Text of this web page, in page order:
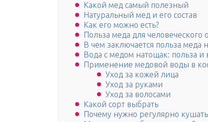
Какой мед самый полезный
Натуральный мед и его состав
Как его можно есть?
Польза меда для человеческого
В чем заключается польза меда
Вода с медом натощак: польза и
Применение медовой воды в
Уход за кожей лица
Уход за руками
Уход за волосами
Какой сорт выбрать
Почему нужно регулярно